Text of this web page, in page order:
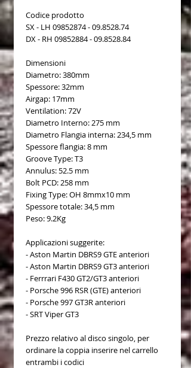
Codice prodotto
SX - LH 09852874 - 09.8528.74
DX - RH 09852884 - 09.8528.84
Dimensioni
Diametro: 380mm
Spessore: 32mm
Airgap: 17mm
Ventilation: 72V
Diametro Interno: 275 mm
Diametro Flangia interna: 234,5 mm
Spessore flangia: 8 mm
Groove Type: T3
Annulus: 52.5 mm
Bolt PCD: 258 mm
Fixing Type: OH 8mmx10 mm
Spessore totale: 34,5 mm
Peso: 9.2Kg
Applicazioni suggerite:
- Aston Martin DBRS9 GTE anteriori
- Aston Martin DBRS9 GT3 anteriori
- Ferrrari F430 GT2/GT3 anteriori
- Porsche 996 RSR (GTE) anteriori
- Porsche 997 GT3R anteriori
- SRT Viper GT3
Prezzo relativo al disco singolo, per
ordinare la coppia inserire nel carrello
entrambi i codici